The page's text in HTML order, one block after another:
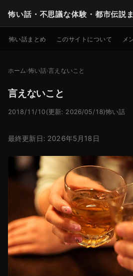
怖い話・不思議な体験・都市伝説
怖い話まとめ このサイトについて メ
ホーム 怖い話 言えないこと
言えないこと
2018/11/10(更新: 2026/05/18)怖い話
最終更新日: 2026年5月18日